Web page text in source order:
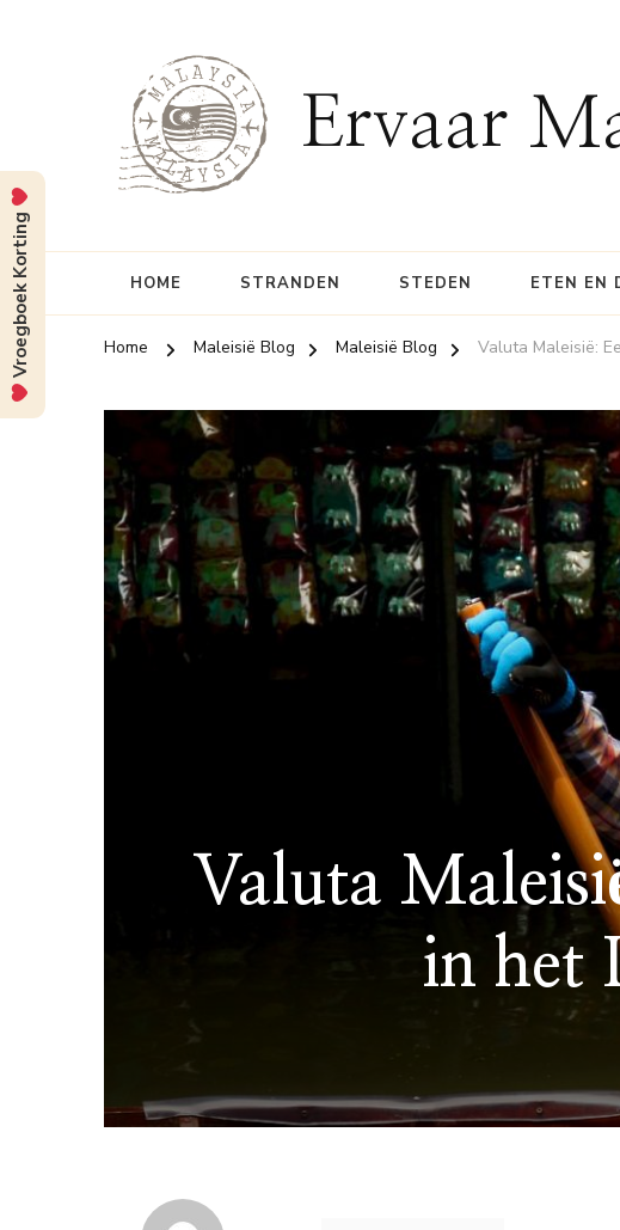
Ervaar
HOME STRANDEN STEDEN ETEN EN
Home Maleisië Blog Maleisië Blog Valuta Maleisië:
Valuta
in het
Vroegboek Korting